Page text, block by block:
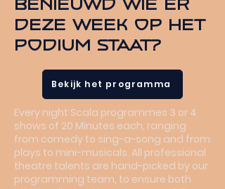
Benieuwd wie er
deze week op het
podium staat?
Bekijk het programma
Every night Scala programmes 3 or 4
shows of 20 Minutes each, ranging
from comedy to sing-a-song and from
plays to mini-musicals. All professional
theatre talents are hand-picked by our
programming team, to ensure both